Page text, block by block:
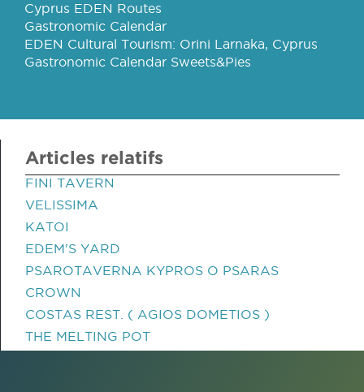
Cyprus EDEN Routes
Gastronomic Calendar
EDEN Cultural Tourism: Orini Larnaka, Cyprus
Gastronomic Calendar Sweets&Pies
Articles relatifs
FINI TAVERN
VELISSIMA
KATOI
EDEM'S YARD
PSAROTAVERNA KYPROS O PSARAS
CROWN
COSTAS REST. ( AGIOS DOMETIOS )
THE MELTING POT